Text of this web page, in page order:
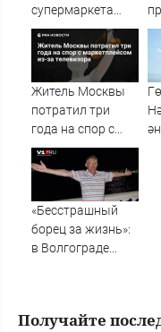
супермаркета
устроили драку
Житель Москвы
потратил три
года на спор с
маркетплейсом
из-за телевизора
«Бесстрашный
борец за жизнь»:
в Волгограде
высшей
Получайте